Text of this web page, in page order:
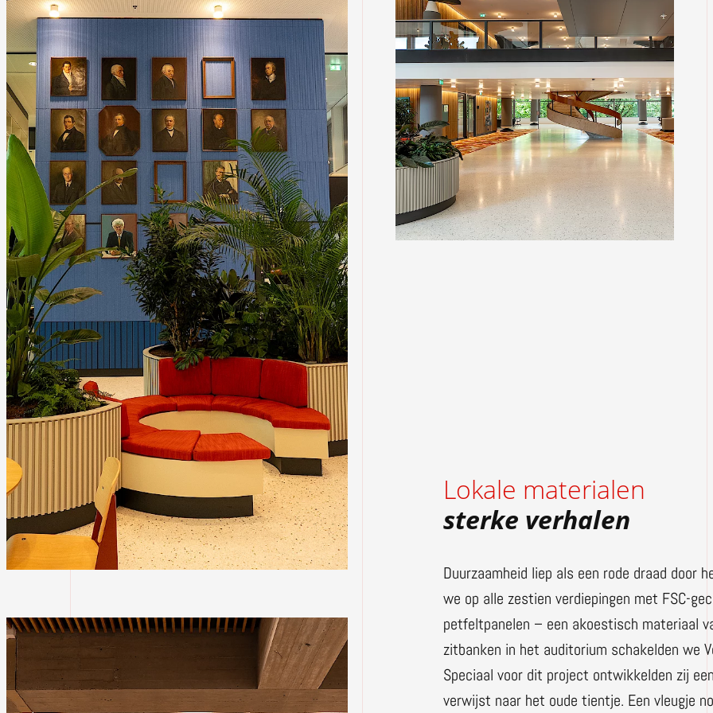
Lokale materialen
sterke verhalen
Duurzaamheid liep als een rode draad door
we op alle zestien verdiepingen met FSC-
petfeltpanelen – een akoestisch materiaal
zitbanken in het auditorium schakelden we
Speciaal voor dit project ontwikkelden zij
verwijst naar het oude tientje. Een vleugje